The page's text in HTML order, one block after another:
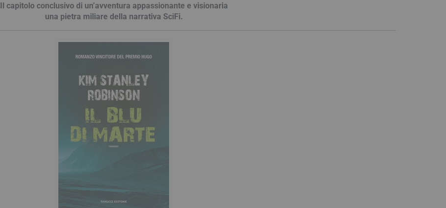
Il capitolo conclusivo di un’avventura appassionante e visionaria
una pietra miliare della narrativa SciFi.